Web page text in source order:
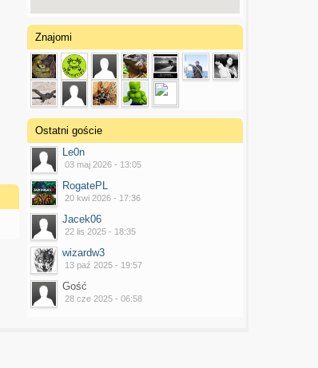
Znajomi
Ostatni goście
Le0n
03 maj 2026 - 13:05
RogatePL
20 kwi 2026 - 17:36
Jacek06
22 lis 2025 - 18:35
wizardw3
13 paź 2025 - 19:57
Gość
28 cze 2025 - 06:58